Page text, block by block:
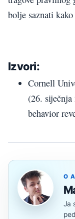
bolje saznati
Izvori:
Cornell
(26.
behavior
O
Ja